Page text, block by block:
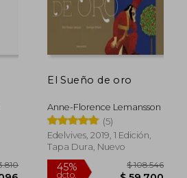
El Sueño de oro
Anne-Florence Lemansson
(5)
Edelvives, 2019, 1 Edición,
Tapa Dura, Nuevo